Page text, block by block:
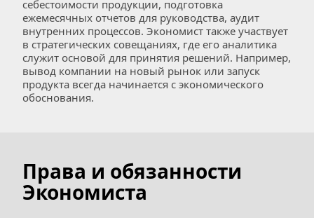
себестоимости продукции, подготовка
ежемесячных отчетов для руководства, аудит
внутренних процессов. Экономист также участвует
в стратегических совещаниях, где его аналитика
служит основой для принятия решений. Например,
вывод компании на новый рынок или запуск
продукта всегда начинается с экономического
обоснования.
Права и обязанности
Экономиста